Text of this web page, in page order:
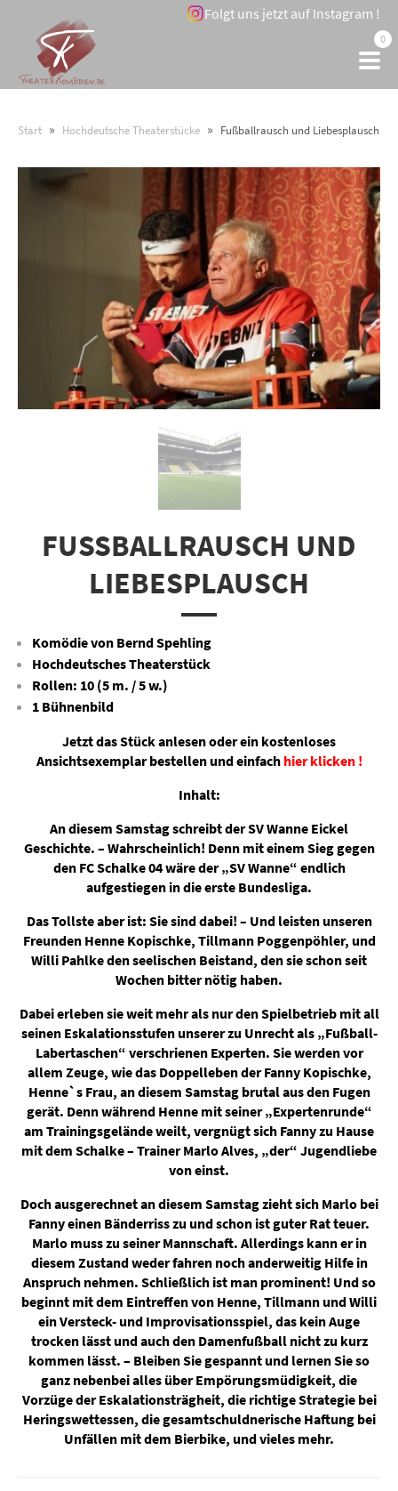
Folgt uns jetzt auf Instagram !
0
Start » Hochdeutsche Theaterstücke » Fußballrausch und Liebesplausch
FUSSBALLRAUSCH UND L
IEBESPLAUSCH
Komödie von Bernd Spehling
Hochdeutsches Theaterstück
Rollen: 10 (5 m. / 5 w.)
1 Bühnenbild
Jetzt das Stück anlesen oder ein kostenloses
Ansichtsexemplar bestellen und einfach hier klicken !
Inhalt:
An diesem Samstag schreibt der SV Wanne Eickel
Geschichte. – Wahrscheinlich! Denn mit einem Sieg gegen
den FC Schalke 04 wäre der „SV Wanne“ endlich
aufgestiegen in die erste Bundesliga.
Das Tollste aber ist: Sie sind dabei! – Und leisten unseren
Freunden Henne Kopischke, Tillmann Poggenpöhler, und
Willi Pahlke den seelischen Beistand, den sie schon seit
Wochen bitter nötig haben.
Dabei erleben sie weit mehr als nur den Spielbetrieb mit all
seinen Eskalationsstufen unserer zu Unrecht als „Fußball-
Labertaschen“ verschrienen Experten. Sie werden vor
allem Zeuge, wie das Doppelleben der Fanny Kopischke,
Henne`s Frau, an diesem Samstag brutal aus den Fugen
gerät. Denn während Henne mit seiner „Expertenrunde“
am Trainingsgelände weilt, vergnügt sich Fanny zu Hause
mit dem Schalke – Trainer Marlo Alves, „der“ Jugendliebe
von einst.
Doch ausgerechnet an diesem Samstag zieht sich Marlo bei
Fanny einen Bänderriss zu und schon ist guter Rat teuer.
Marlo muss zu seiner Mannschaft. Allerdings kann er in
diesem Zustand weder fahren noch anderweitig Hilfe in
Anspruch nehmen. Schließlich ist man prominent! Und so
beginnt mit dem Eintreffen von Henne, Tillmann und Willi
ein Versteck- und Improvisationsspiel, das kein Auge
trocken lässt und auch den Damenfußball nicht zu kurz
kommen lässt. – Bleiben Sie gespannt und lernen Sie so
ganz nebenbei alles über Empörungsmüdigkeit, die
Vorzüge der Eskalationsträgheit, die richtige Strategie bei
Heringswettessen, die gesamtschuldnerische Haftung bei
Unfällen mit dem Bierbike, und vieles mehr.